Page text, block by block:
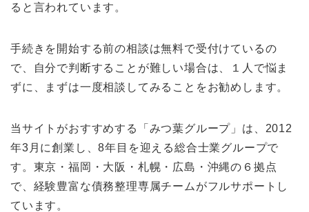
ると言われています。
手続きを開始する前の相談は無料で受付けているの
で、自分で判断することが難しい場合は、１人で悩ま
ずに、まずは一度相談してみることをお勧めします。
当サイトがおすすめする「みつ葉グループ」は、2012
年3月に創業し、8年目を迎える総合士業グループで
す。東京・福岡・大阪・札幌・広島・沖縄の６拠点
で、経験豊富な債務整理専属チームがフルサポートし
ています。